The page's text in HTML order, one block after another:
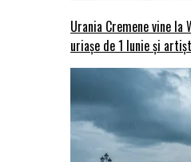
Urania Cremene vine la
uriașe de 1 Iunie și